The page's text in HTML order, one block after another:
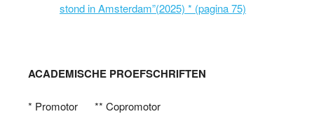
stond in Amsterdam”(2025) * (pagina 75)
ACADEMISCHE PROEFSCHRIFTEN
* Promotor ** Copromotor